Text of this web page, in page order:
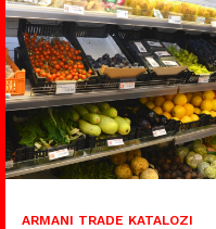
ARMANI TRADE KATALOZI